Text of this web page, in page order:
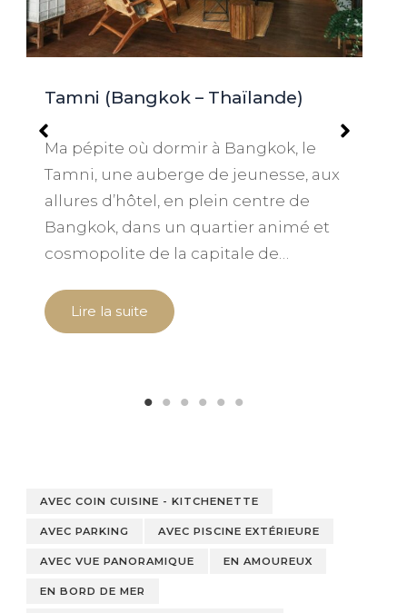
Tamni (Bangkok – Thaïlande)
Ma pépite où dormir à Bangkok, le
Tamni, une auberge de jeunesse, aux
allures d’hôtel, en plein centre de
Bangkok, dans un quartier animé et
cosmopolite de la capitale de…
Lire la suite
AVEC COIN CUISINE - KITCHENETTE
AVEC PARKING AVEC PISCINE EXTÉRIEURE
AVEC VUE PANORAMIQUE EN AMOUREUX
EN BORD DE MER